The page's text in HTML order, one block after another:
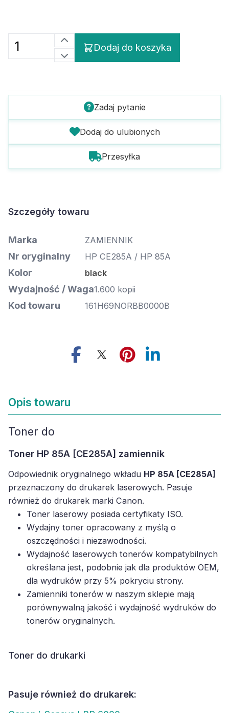
Dodaj do koszyka
Zadaj pytanie
Dodaj do ulubionych
Przesyłka
Szczegóły towaru
Marka ZAMIENNIK
Nr oryginalny HP CE285A / HP 85A
Kolor black
Wydajność / Waga1.600 kopii
Kod towaru 161H69NORBB0000B
Opis towaru
Toner do
Toner HP 85A [CE285A] zamiennik
Odpowiednik oryginalnego wkładu HP 85A [CE285A]
przeznaczony do drukarek laserowych. Pasuje
również do drukarek marki Canon.
Toner laserowy posiada certyfikaty ISO.
Wydajny toner opracowany z myślą o
oszczędności i niezawodności.
Wydajność laserowych tonerów kompatybilnych
określana jest, podobnie jak dla produktów OEM,
dla wydruków przy 5% pokryciu strony.
Zamienniki tonerów w naszym sklepie mają
porównywalną jakość i wydajność wydruków do
tonerów oryginalnych.
Toner do drukarki
Pasuje również do drukarek: